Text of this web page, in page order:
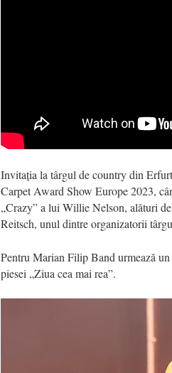
Invitaţia la târgul de countrydin
Carpet Award Show Europe 2023,
„Crazy” a lui Willie Nelson, alături de
Reitsch, unul dintre organizatorii tâ
Pentru Marian Filip Band urmează
piesei „Ziua cea mai rea”.